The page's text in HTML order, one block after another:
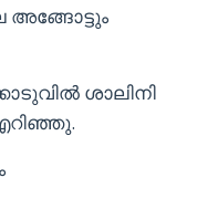
ശാലിനി